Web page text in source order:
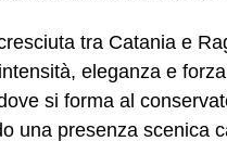
tra Catania e
eleganza e
si forma al
una presenza scenica